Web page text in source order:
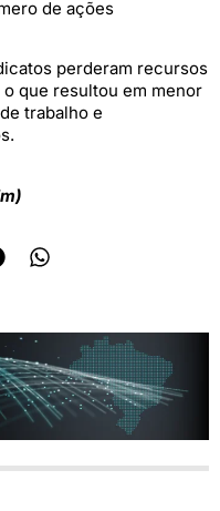
de ações
perderam recursos
que resultou em menor
trabalho e